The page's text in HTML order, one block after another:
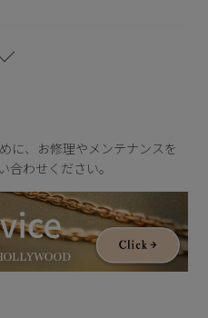
に、お修理やメンテナンスを
合わせください。